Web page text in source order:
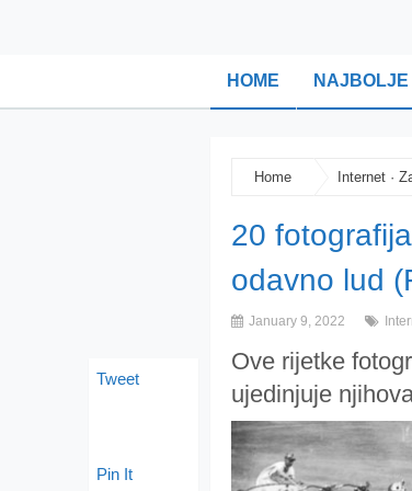
HOME NAJBOLJE
Home Internet ·
20
odavno lud
January 9, 2022
Ove rijetke
ujedinjuje
Tweet
Pin It